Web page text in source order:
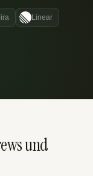
Linear
und